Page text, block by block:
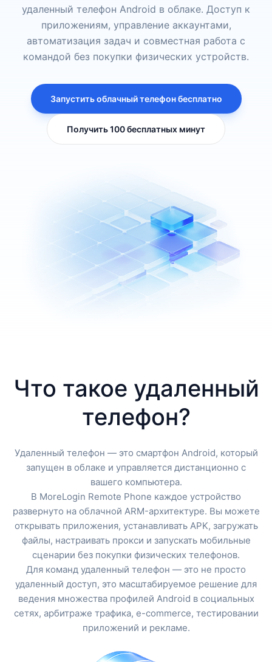
удаленный телефон Android в облаке. Доступ к
приложениям, управление аккаунтами,
автоматизация задач и совместная работа с
командой без покупки физических устройств.
Запустить облачный телефон бесплатно
Получить 100 бесплатных минут
Что такое удаленный
телефон?
Удаленный телефон — это смартфон Android, который
запущен в облаке и управляется дистанционно с
вашего компьютера.
В MoreLogin Remote Phone каждое устройство
развернуто на облачной ARM-архитектуре. Вы можете
открывать приложения, устанавливать APK, загружать
файлы, настраивать прокси и запускать мобильные
сценарии без покупки физических телефонов.
Для команд удаленный телефон — это не просто
удаленный доступ, это масштабируемое решение для
ведения множества профилей Android в социальных
сетях, арбитраже трафика, e-commerce, тестировании
приложений и рекламе.